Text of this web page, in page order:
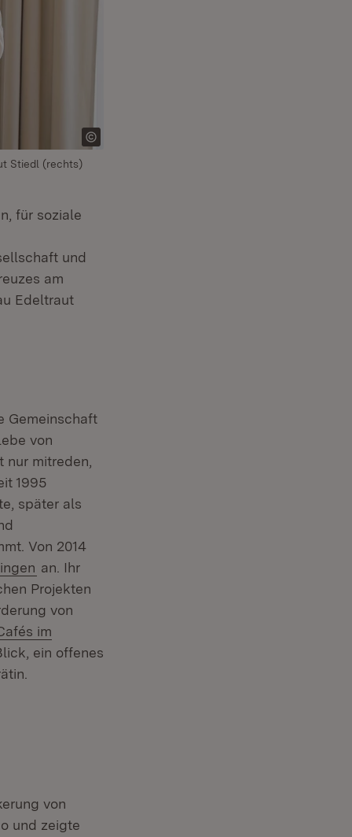
Stiedl (rechts)
für soziale
und
am
neuem Fenster)
Edeltraut
Gemeinschaft
von
nur mitreden,
1995
später als
Von 2014
(Öffnet in neuem Fenster)
an. Ihr
Projekten
von
im
ein offenes
von
und zeigte